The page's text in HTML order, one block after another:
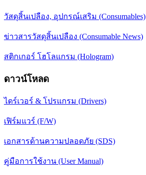
วัสดุสิ้นเปลือง, อุปกรณ์เสริม (Consumables)
ข่าวสารวัสดุสิ้นเปลือง (Consumable News)
สติกเกอร์ โฮโลแกรม (Hologram)
ดาวน์โหลด
ไดร์เวอร์ & โปรแกรม (Drivers)
เฟิร์มแวร์ (F/W)
เอกสารด้านความปลอดภัย (SDS)
คู่มือการใช้งาน (User Manual)